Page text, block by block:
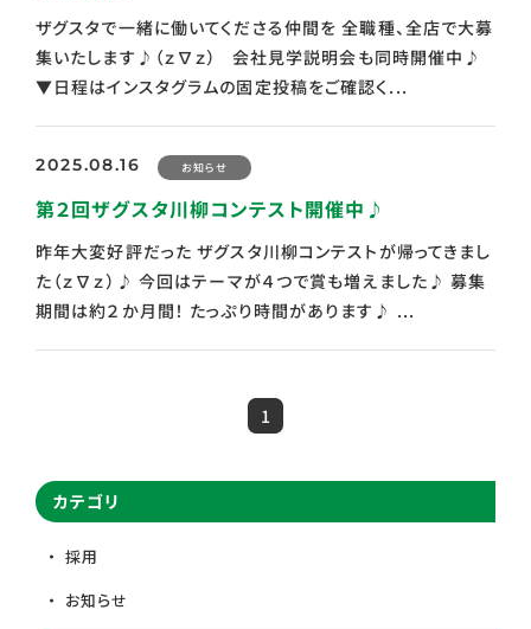
ザグスタで一緒に働いてくださる仲間を 全職種、全店で大募
集いたします♪（ｚ∇ｚ） 会社見学説明会も同時開催中♪
▼日程はインスタグラムの固定投稿をご確認く...
2025.08.16 お知らせ
第２回ザグスタ川柳コンテスト開催中♪
昨年大変好評だった ザグスタ川柳コンテストが帰ってきまし
た（ｚ∇ｚ）♪ 今回はテーマが４つで賞も増えました♪ 募集
期間は約２か月間！ たっぷり時間があります♪ ...
1
カテゴリ
採用
お知らせ